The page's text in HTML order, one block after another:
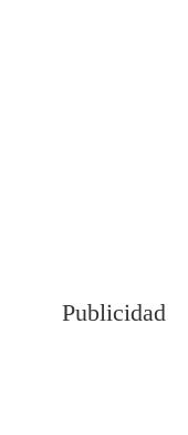
Publicidad